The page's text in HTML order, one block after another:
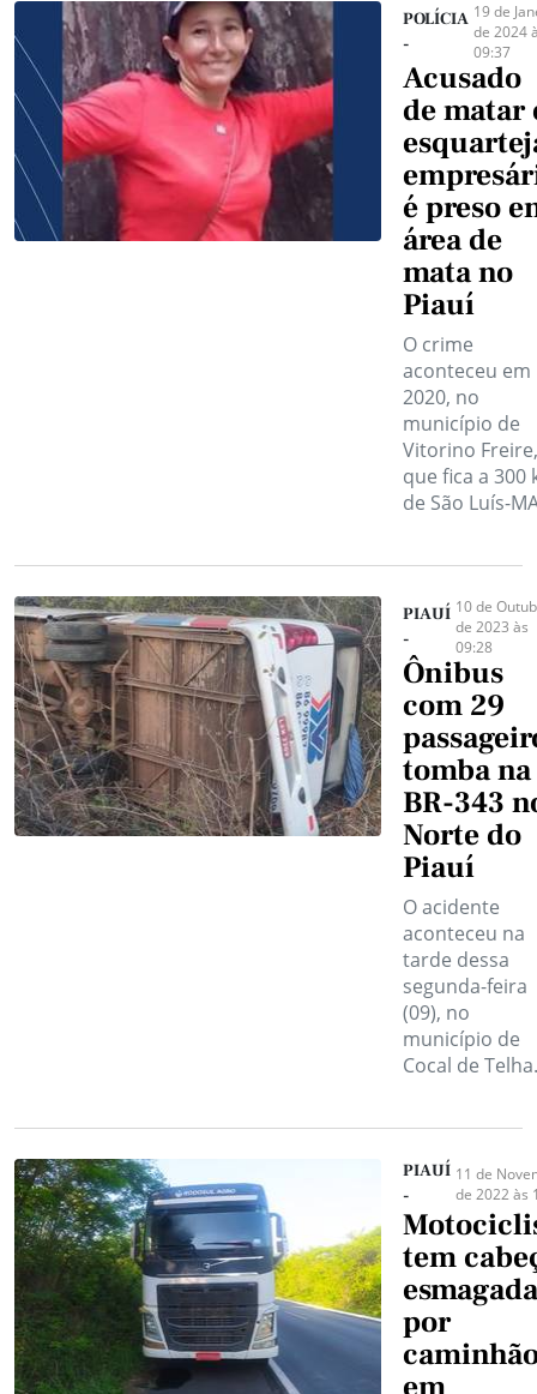
POLÍCIA
-
19 de
de 2024
09:37
Acusado
de matar
é preso
área de
mata no
Piauí
O crime
aconteceu em
2020, no
município de
Vitorino Freire,
que fica a 300
de São Luís-
PIAUÍ
-
10 de
de 2023 às
09:28
Ônibus
com 29
tomba na
BR-343
Norte do
Piauí
O acidente
aconteceu na
tarde dessa
segunda-feira
(09), no
município de
Cocal de Telha.
PIAUÍ
-
11 de
de 2022 às
tem
esmagada
por